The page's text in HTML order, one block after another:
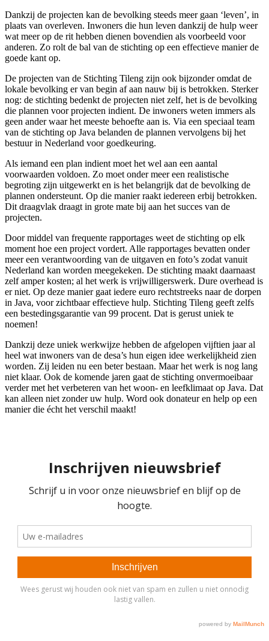
Dankzij de projecten kan de bevolking steeds meer gaan ‘leven’, in
plaats van overleven. Inwoners die hun leven dankzij de hulp weer
wat meer op de rit hebben dienen bovendien als voorbeeld voor
anderen. Zo rolt de bal van de stichting op een effectieve manier de
goede kant op.
De projecten van de Stichting Tileng zijn ook bijzonder omdat de
lokale bevolking er van begin af aan nauw bij is betrokken. Sterker
nog: de stichting bedenkt de projecten niet zelf, het is de bevolking
die plannen voor projecten indient. De inwoners weten immers als
geen ander waar het meeste behoefte aan is. Via een speciaal team
van de stichting op Java belanden de plannen vervolgens bij het
bestuur in Nederland voor goedkeuring.
Als iemand een plan indient moet het wel aan een aantal
voorwaarden voldoen. Zo moet onder meer een realistische
begroting zijn uitgewerkt en is het belangrijk dat de bevolking de
plannen ondersteunt. Op die manier raakt iedereen erbij betrokken.
Dit draagvlak draagt in grote mate bij aan het succes van de
projecten.
Door middel van frequente rapportages weet de stichting op elk
moment hoe een project vordert. Alle rapportages bevatten onder
meer een verantwoording van de uitgaven en foto’s zodat vanuit
Nederland kan worden meegekeken. De stichting maakt daarnaast
zelf amper kosten; al het werk is vrijwilligerswerk. Dure overhead is
er niet. Op deze manier gaat iedere euro rechtstreeks naar de dorpen
in Java, voor zichtbaar effectieve hulp. Stichting Tileng geeft zelfs
een bestedingsgarantie van 99 procent. Dat is gerust uniek te
noemen!
Dankzij deze uniek werkwijze hebben de afgelopen vijftien jaar al
heel wat inwoners van de desa’s hun eigen idee werkelijkheid zien
worden. Zij leiden nu een beter bestaan. Maar het werk is nog lang
niet klaar. Ook de komende jaren gaat de stichting onvermoeibaar
verder met het verbeteren van het woon- en leefklimaat op Java. Dat
kan alleen niet zonder uw hulp. Word ook donateur en help op een
manier die écht het verschil maakt!